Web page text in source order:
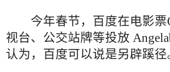
今年春节，百度在电影票
视台、公交站牌等投放
认为，百度可以说是另辟蹊径